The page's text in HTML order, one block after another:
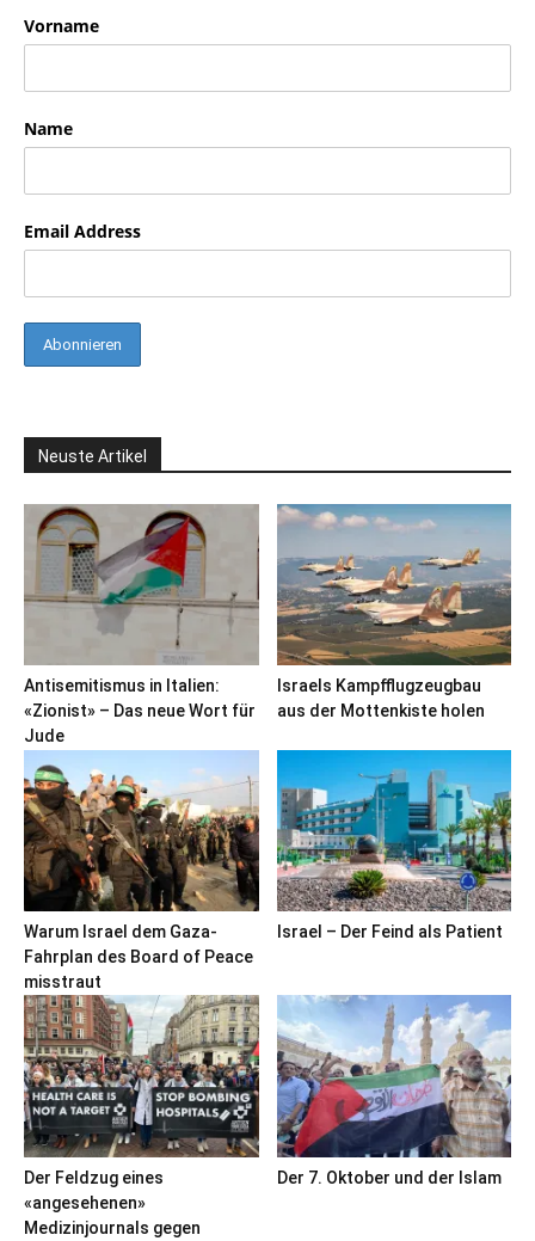
Vorname
Name
Email Address
Neuste Artikel
Antisemitismus in Italien:
«Zionist» – Das neue Wort für
Jude
Israels Kampfflugzeugbau
aus der Mottenkiste holen
Warum Israel dem Gaza-
Fahrplan des Board of Peace
misstraut
Israel – Der Feind als Patient
Der Feldzug eines
«angesehenen»
Medizinjournals gegen
Der 7. Oktober und der Islam